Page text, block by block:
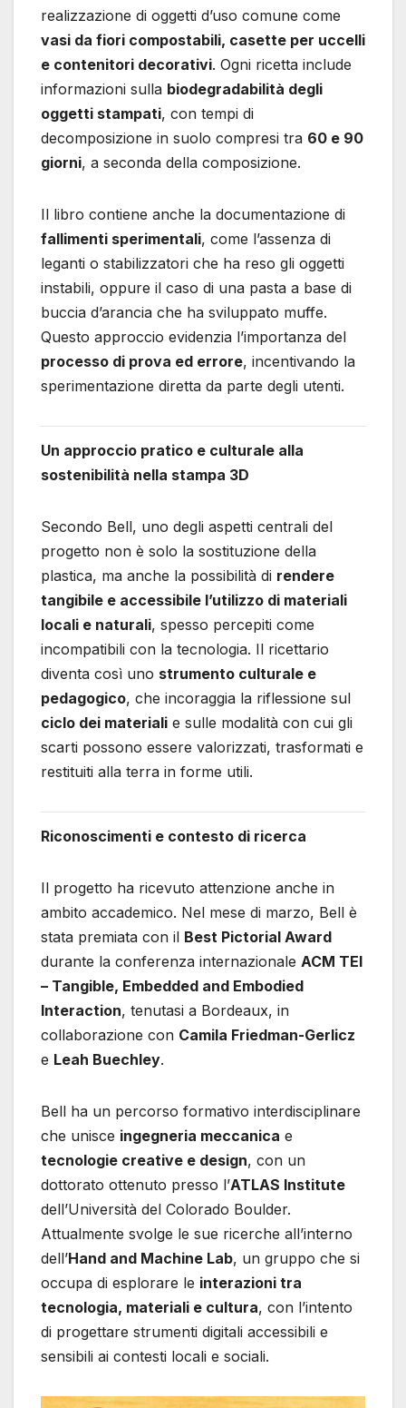
realizzazione di oggetti d’uso comune come
vasi da fiori compostabili, casette per uccelli
e contenitori decorativi. Ogni ricetta include
informazioni sulla biodegradabilità degli
oggetti stampati, con tempi di
decomposizione in suolo compresi tra 60 e 90
giorni, a seconda della composizione.
Il libro contiene anche la documentazione di
fallimenti sperimentali, come l’assenza di
leganti o stabilizzatori che ha reso gli oggetti
instabili, oppure il caso di una pasta a base di
buccia d’arancia che ha sviluppato muffe.
Questo approccio evidenzia l’importanza del
processo di prova ed errore, incentivando la
sperimentazione diretta da parte degli utenti.
Un approccio pratico e culturale alla
sostenibilità nella stampa 3D
Secondo Bell, uno degli aspetti centrali del
progetto non è solo la sostituzione della
plastica, ma anche la possibilità di rendere
tangibile e accessibile l’utilizzo di materiali
locali e naturali, spesso percepiti come
incompatibili con la tecnologia. Il ricettario
diventa così uno strumento culturale e
pedagogico, che incoraggia la riflessione sul
ciclo dei materiali e sulle modalità con cui gli
scarti possono essere valorizzati, trasformati e
restituiti alla terra in forme utili.
Riconoscimenti e contesto di ricerca
Il progetto ha ricevuto attenzione anche in
ambito accademico. Nel mese di marzo, Bell è
stata premiata con il Best Pictorial Award
durante la conferenza internazionale ACM TEI
– Tangible, Embedded and Embodied
Interaction, tenutasi a Bordeaux, in
collaborazione con Camila Friedman-Gerlicz
e Leah Buechley.
Bell ha un percorso formativo interdisciplinare
che unisce ingegneria meccanica e
tecnologie creative e design, con un
dottorato ottenuto presso l’ATLAS Institute
dell’Università del Colorado Boulder.
Attualmente svolge le sue ricerche all’interno
dell’Hand and Machine Lab, un gruppo che si
occupa di esplorare le interazioni tra
tecnologia, materiali e cultura, con l’intento
di progettare strumenti digitali accessibili e
sensibili ai contesti locali e sociali.